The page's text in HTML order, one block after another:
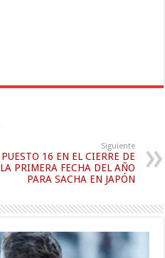
Siguiente
PUESTO 16 EN EL CIERRE DE
LA PRIMERA FECHA DEL AÑO
PARA SACHA EN JAPÓN